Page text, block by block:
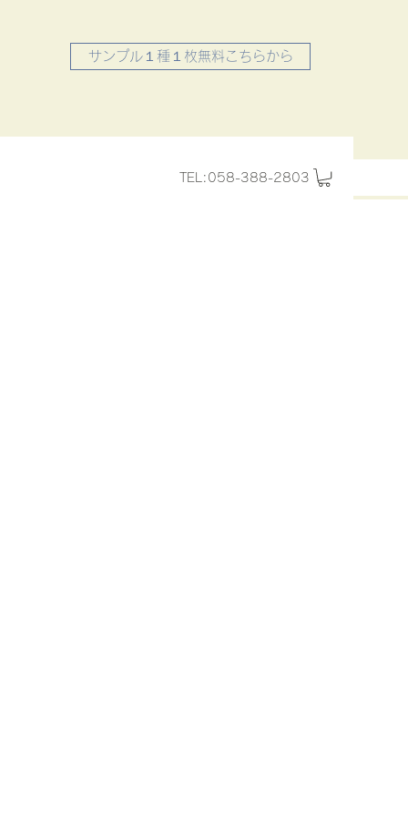
サンプル１種１枚無料こちらから
TEL:058-388-2803